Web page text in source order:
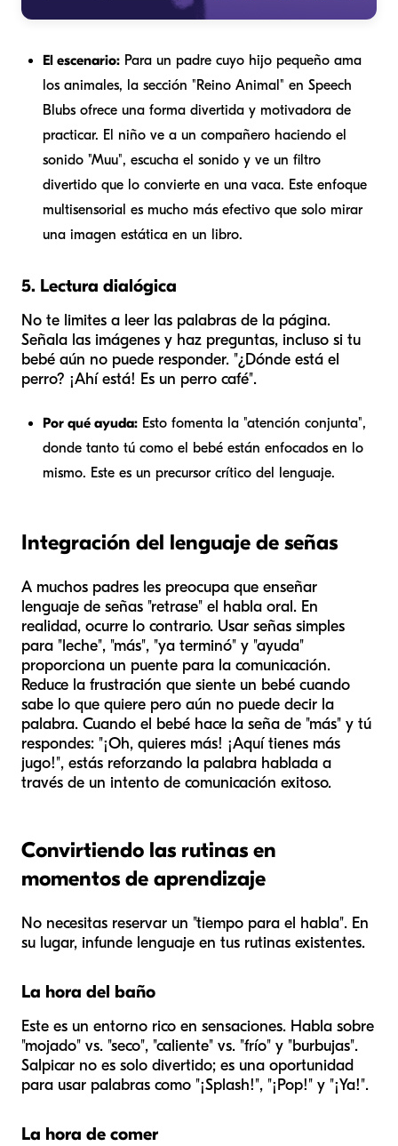
El escenario: Para un padre cuyo hijo pequeño ama
los animales, la sección "Reino Animal" en Speech
Blubs ofrece una forma divertida y motivadora de
practicar. El niño ve a un compañero haciendo el
sonido "Muu", escucha el sonido y ve un filtro
divertido que lo convierte en una vaca. Este enfoque
multisensorial es mucho más efectivo que solo mirar
una imagen estática en un libro.
5. Lectura dialógica
No te limites a leer las palabras de la página.
Señala las imágenes y haz preguntas, incluso si tu
bebé aún no puede responder. "¿Dónde está el
perro? ¡Ahí está! Es un perro café".
Por qué ayuda: Esto fomenta la "atención conjunta",
donde tanto tú como el bebé están enfocados en lo
mismo. Este es un precursor crítico del lenguaje.
Integración del lenguaje de señas
A muchos padres les preocupa que enseñar
lenguaje de señas "retrase" el habla oral. En
realidad, ocurre lo contrario. Usar señas simples
para "leche", "más", "ya terminó" y "ayuda"
proporciona un puente para la comunicación.
Reduce la frustración que siente un bebé cuando
sabe lo que quiere pero aún no puede decir la
palabra. Cuando el bebé hace la seña de "más" y tú
respondes: "¡Oh, quieres más! ¡Aquí tienes más
jugo!", estás reforzando la palabra hablada a
través de un intento de comunicación exitoso.
Convirtiendo las rutinas en
momentos de aprendizaje
No necesitas reservar un "tiempo para el habla". En
su lugar, infunde lenguaje en tus rutinas existentes.
La hora del baño
Este es un entorno rico en sensaciones. Habla sobre
"mojado" vs. "seco", "caliente" vs. "frío" y "burbujas".
Salpicar no es solo divertido; es una oportunidad
para usar palabras como "¡Splash!", "¡Pop!" y "¡Ya!".
La hora de comer